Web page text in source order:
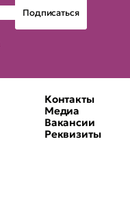
Контакты
Медиа
Вакансии
Реквизиты